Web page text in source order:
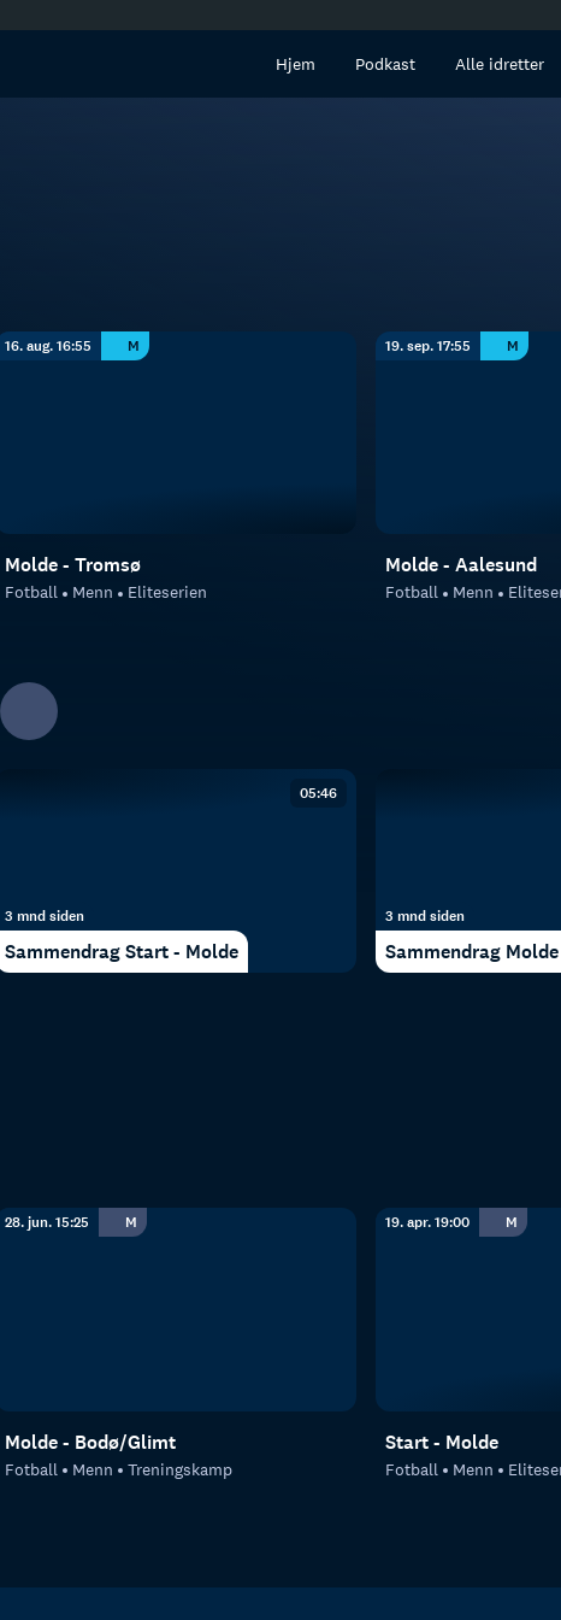
innhold
Hjem Podkast Alle idretter
16. aug. 16:55 M
Molde - Tromsø
Fotball Menn Eliteserien
19. sep. 17:55 M
Molde - Aalesund
Fotball Menn
05:46
3 mnd siden
Sammendrag Start - Molde
3 mnd siden
Sammendrag
28. jun. 15:25 M
Molde - Bodø/Glimt
Fotball Menn Treningskamp
19. apr. 19:00 M
Start - Molde
Fotball Menn